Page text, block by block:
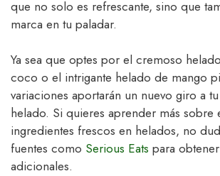
que no solo es refrescante, sino que
marca en tu paladar.
Ya sea que optes por el cremoso
coco o el intrigante helado de mango
variaciones aportarán un nuevo giro a
helado. Si quieres aprender más sobre
ingredientes frescos en helados, no
fuentes como Serious Eats para
adicionales.